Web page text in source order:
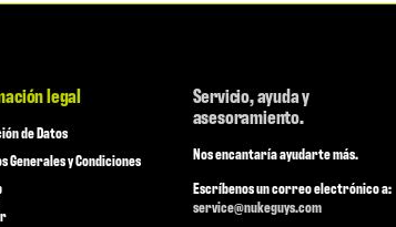
legal
de Datos
Generales y Condiciones
Servicio, ayuda y
asesoramiento.
Nos encantaría ayudarte más.
Escríbenos un correo electrónico a:
service@nukeguys.com